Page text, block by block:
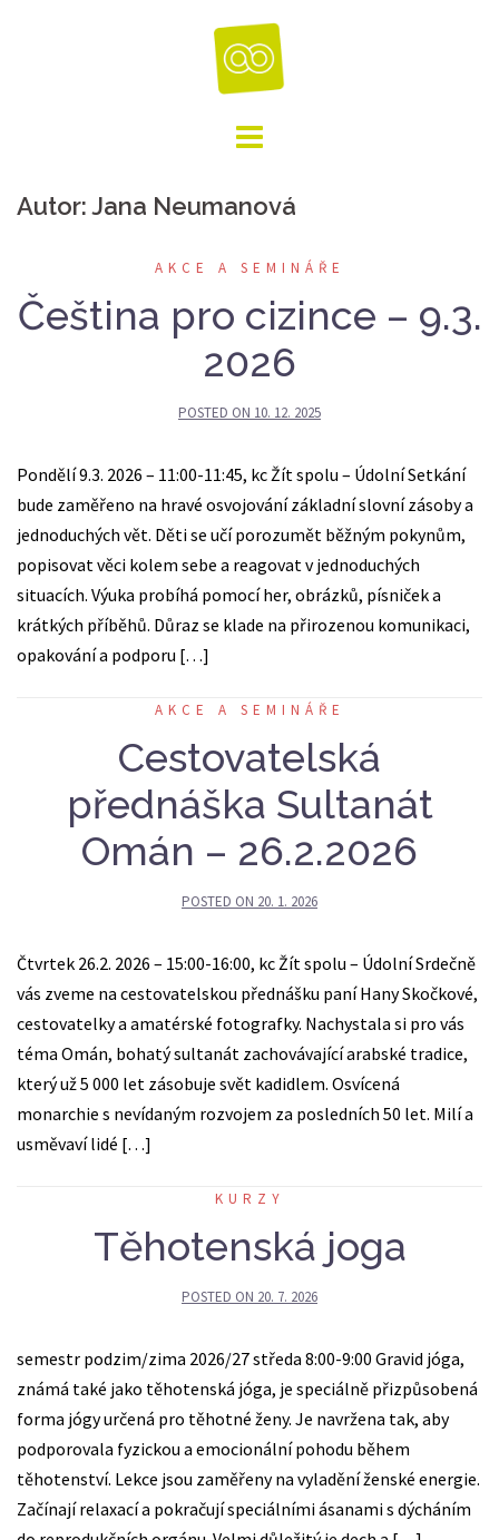
Autor:Jana Neumanová
AKCE A SEMINÁŘE
Čeština pro cizince – 9.3.
2026
POSTED ON 10. 12. 2025
Pondělí 9.3. 2026 – 11:00-11:45, kc Žít spolu – Údolní Setkání
bude zaměřeno na hravé osvojování základní slovní zásoby a
jednoduchých vět. Děti se učí porozumět běžným pokynům,
popisovat věci kolem sebe a reagovat v jednoduchých
situacích. Výuka probíhá pomocí her, obrázků, písniček a
krátkých příběhů. Důraz se klade na přirozenou komunikaci,
opakování a podporu […]
AKCE A SEMINÁŘE
Cestovatelská
přednáška Sultanát
Omán – 26.2.2026
POSTED ON 20. 1. 2026
Čtvrtek 26.2. 2026 – 15:00-16:00, kc Žít spolu – Údolní Srdečně
vás zveme na cestovatelskou přednášku paní Hany Skočkové,
cestovatelky a amatérské fotografky. Nachystala si pro vás
téma Omán, bohatý sultanát zachovávající arabské tradice,
který už 5 000 let zásobuje svět kadidlem. Osvícená
monarchie s nevídaným rozvojem za posledních 50 let. Milí a
usměvaví lidé […]
KURZY
Těhotenská joga
POSTED ON 20. 7. 2026
semestr podzim/zima 2026/27 středa 8:00-9:00 Gravid jóga,
známá také jako těhotenská jóga, je speciálně přizpůsobená
forma jógy určená pro těhotné ženy. Je navržena tak, aby
podporovala fyzickou a emocionální pohodu během
těhotenství. Lekce jsou zaměřeny na vyladění ženské energie.
Začínají relaxací a pokračují speciálními ásanami s dýcháním